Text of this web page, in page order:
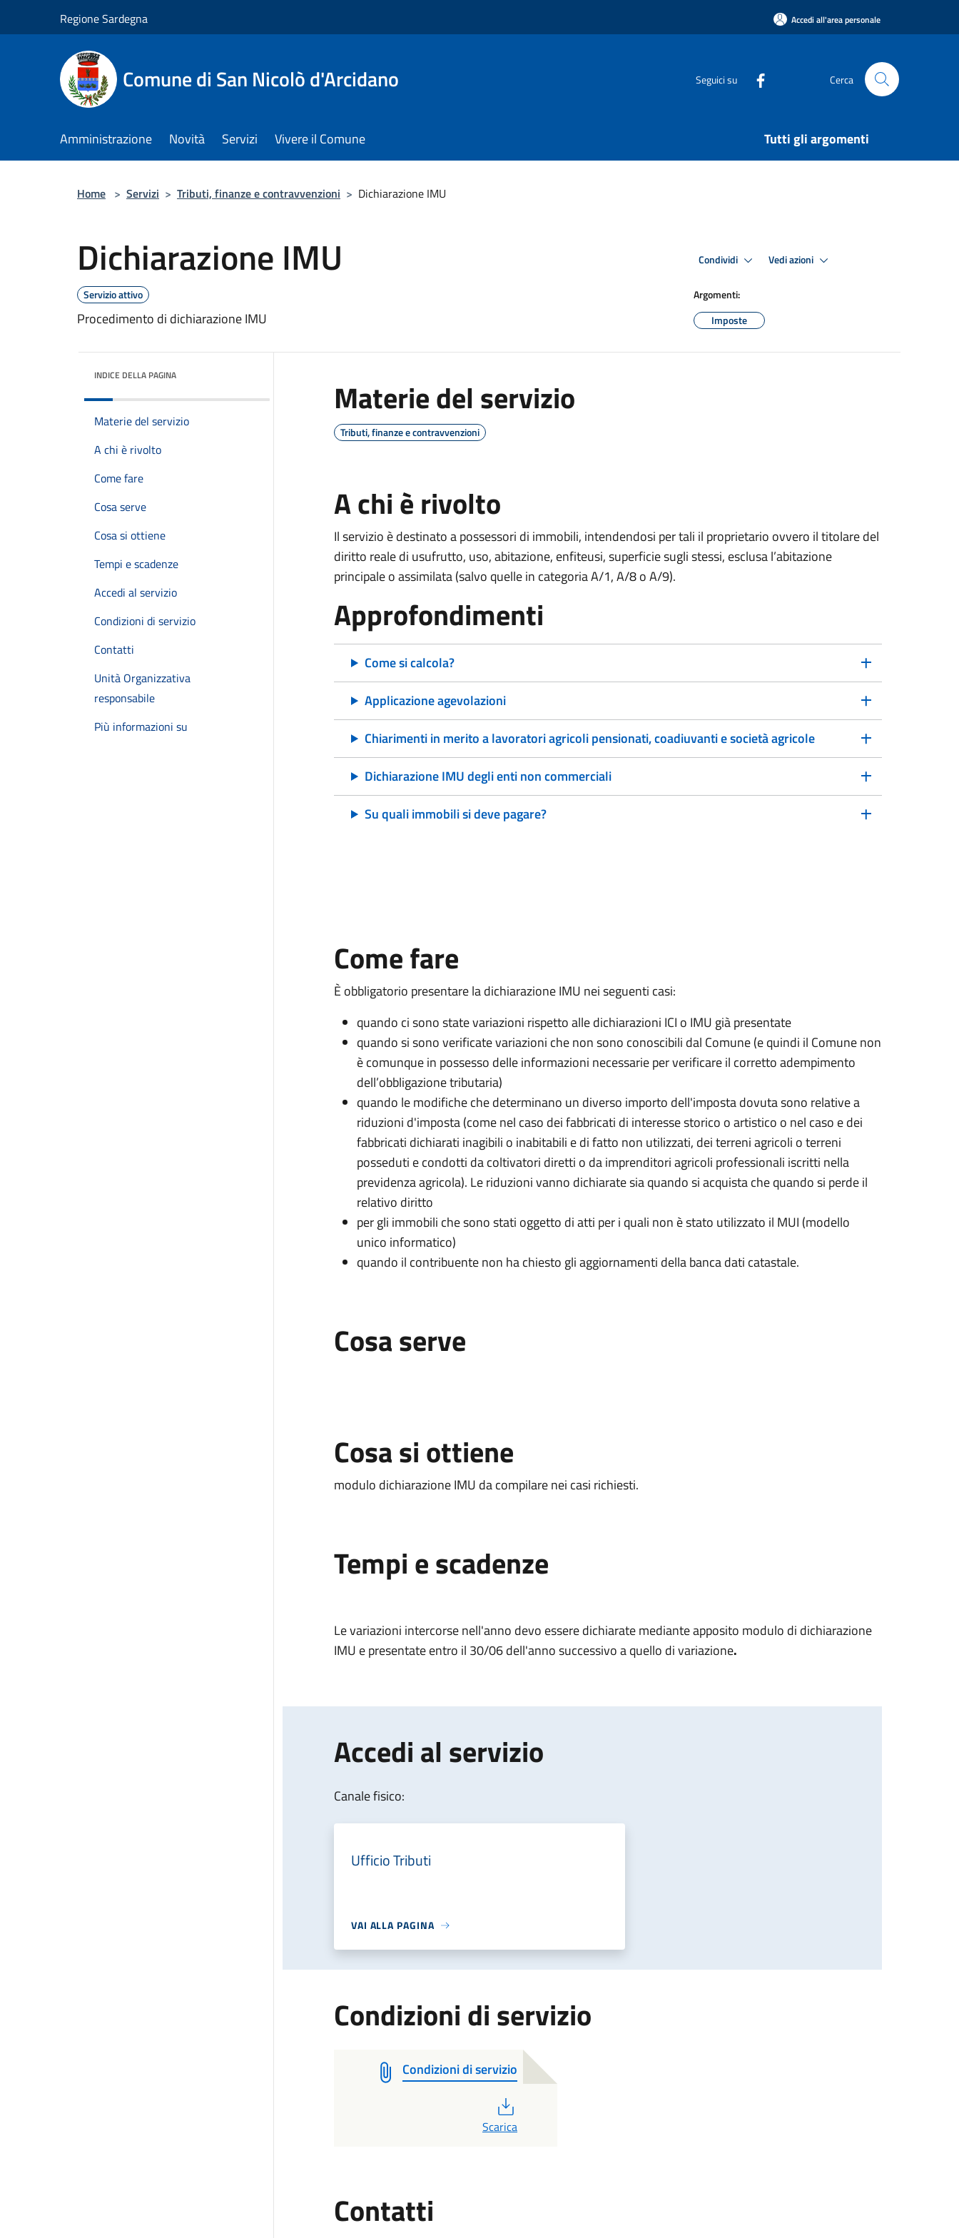
Regione Sardegna Accedi all'area personale
Comune di San Nicolò d'Arcidano Seguici su Cerca
Amministrazione Novità Servizi Vivere il Comune Tutti gli argomenti
Home > Servizi > Tributi, finanze e contravvenzioni > Dichiarazione IMU
Dichiarazione IMU
Servizio attivo
Procedimento di dichiarazione IMU
Condividi Vedi azioni
Argomenti:
Imposte
INDICE DELLA PAGINA
Materie del servizio
A chi è rivolto
Come fare
Cosa serve
Cosa si ottiene
Tempi e scadenze
Accedi al servizio
Condizioni di servizio
Contatti
Unità Organizzativa
responsabile
Più informazioni su
Materie del servizio
Tributi, finanze e contravvenzioni
A chi è rivolto
Il servizio è destinato a possessori di immobili, intendendosi per tali il proprietario ovvero il titolare del
diritto reale di usufrutto, uso, abitazione, enfiteusi, superficie sugli stessi, esclusa l’abitazione
principale o assimilata (salvo quelle in categoria A/1, A/8 o A/9).
Approfondimenti
Come si calcola?
Applicazione agevolazioni
Chiarimenti in merito a lavoratori agricoli pensionati, coadiuvanti e società agricole
Dichiarazione IMU degli enti non commerciali
Su quali immobili si deve pagare?
Come fare
È obbligatorio presentare la dichiarazione IMU nei seguenti casi:
quando ci sono state variazioni rispetto alle dichiarazioni ICI o IMU già presentate
quando si sono verificate variazioni che non sono conoscibili dal Comune (e quindi il Comune non
è comunque in possesso delle informazioni necessarie per verificare il corretto adempimento
dell’obbligazione tributaria)
quando le modifiche che determinano un diverso importo dell'imposta dovuta sono relative a
riduzioni d'imposta (come nel caso dei fabbricati di interesse storico o artistico o nel caso e dei
fabbricati dichiarati inagibili o inabitabili e di fatto non utilizzati, dei terreni agricoli o terreni
posseduti e condotti da coltivatori diretti o da imprenditori agricoli professionali iscritti nella
previdenza agricola). Le riduzioni vanno dichiarate sia quando si acquista che quando si perde il
relativo diritto
per gli immobili che sono stati oggetto di atti per i quali non è stato utilizzato il MUI (modello
unico informatico)
quando il contribuente non ha chiesto gli aggiornamenti della banca dati catastale.
Cosa serve
Cosa si ottiene
modulo dichiarazione IMU da compilare nei casi richiesti.
Tempi e scadenze
Le variazioni intercorse nell'anno devo essere dichiarate mediante apposito modulo di dichiarazione
IMU e presentate entro il 30/06 dell'anno successivo a quello di variazione.
Accedi al servizio
Canale fisico:
Ufficio Tributi
VAI ALLA PAGINA
Condizioni di servizio
Condizioni di servizio
Scarica
Contatti